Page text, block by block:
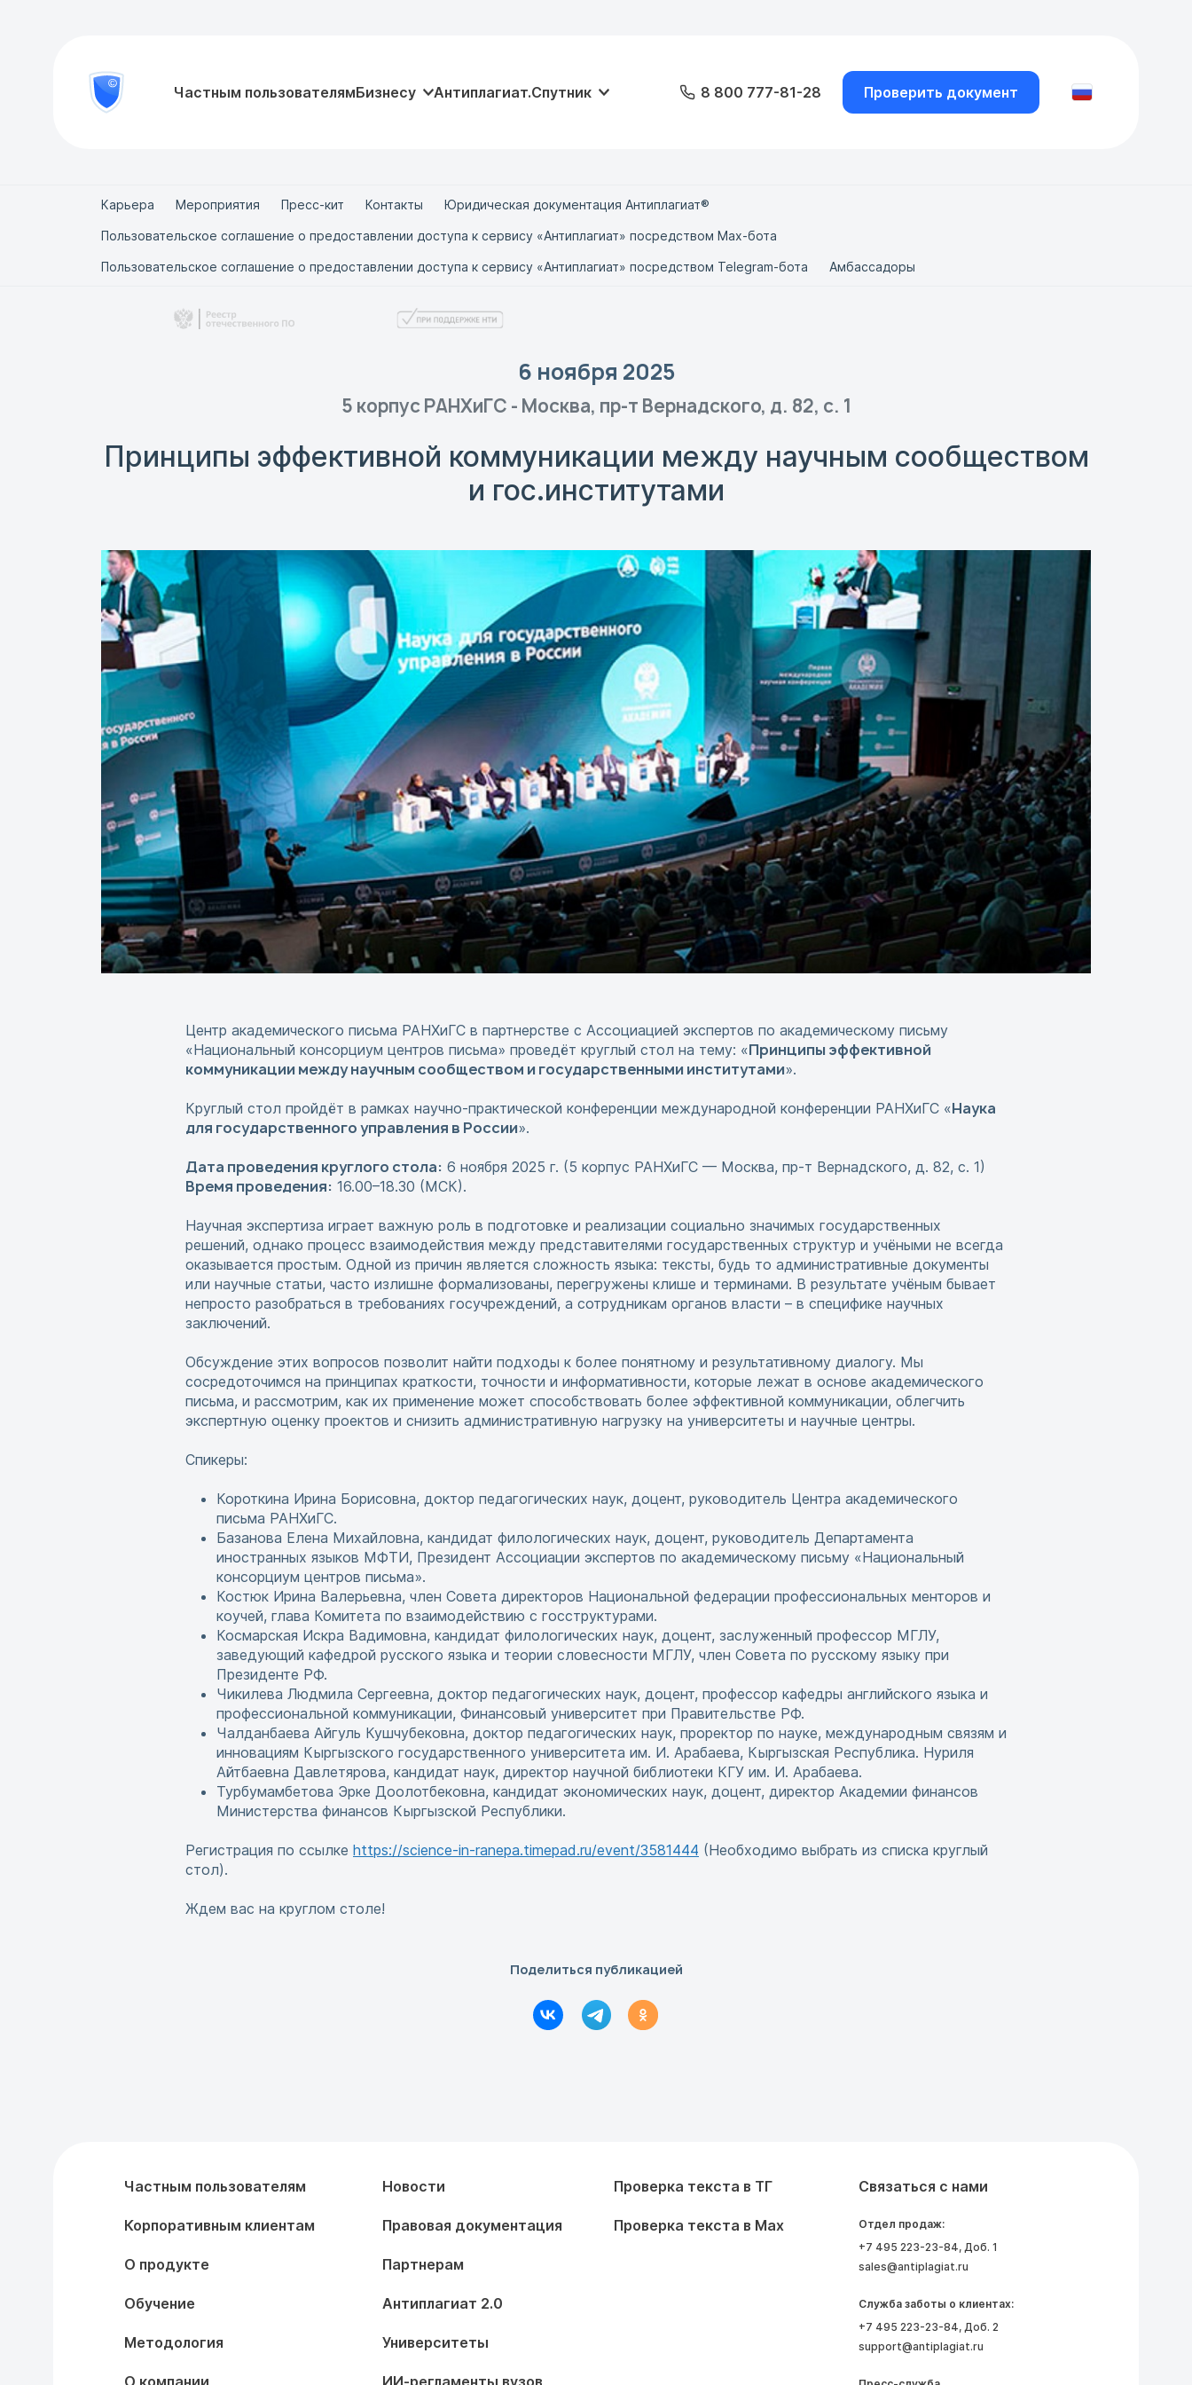
Проверить
Частным пользователямБизнесу Антиплагиат.Спутник
8
8 800 777-81-28 Проверить документ
Карьера Мероприятия Пресс-кит Контакты Юридическая документация Антиплагиат®
Пользовательское соглашение о предоставлении доступа к сервису «Антиплагиат» посредством Max-бота
Пользовательское соглашение о предоставлении доступа к сервису «Антиплагиат» посредством Telegram-бота Амбассадоры
6 ноября 2025
5 корпус РАНХиГС - Москва, пр-т Вернадского, д. 82, с. 1
Принципы эффективной коммуникации между научным сообществом
и гос.институтами
Центр академического письма РАНХиГС в партнерстве с Ассоциацией экспертов по академическому письму
«Национальный консорциум центров письма» проведёт круглый стол на тему: «Принципы эффективной
коммуникации между научным сообществом и государственными институтами».
Круглый стол пройдёт в рамках научно-практической конференции международной конференции РАНХиГС «Наука
для государственного управления в России».
Дата проведения круглого стола: 6 ноября 2025 г. (5 корпус РАНХиГС — Москва, пр-т Вернадского, д. 82, с. 1)
Время проведения: 16.00–18.30 (МСК).
Научная экспертиза играет важную роль в подготовке и реализации социально значимых государственных
решений, однако процесс взаимодействия между представителями государственных структур и учёными не всегда
оказывается простым. Одной из причин является сложность языка: тексты, будь то административные документы
или научные статьи, часто излишне формализованы, перегружены клише и терминами. В результате учёным бывает
непросто разобраться в требованиях госучреждений, а сотрудникам органов власти – в специфике научных
заключений.
Обсуждение этих вопросов позволит найти подходы к более понятному и результативному диалогу. Мы
сосредоточимся на принципах краткости, точности и информативности, которые лежат в основе академического
письма, и рассмотрим, как их применение может способствовать более эффективной коммуникации, облегчить
экспертную оценку проектов и снизить административную нагрузку на университеты и научные центры.
Спикеры:
Короткина Ирина Борисовна, доктор педагогических наук, доцент, руководитель Центра академического
письма РАНХиГС.
Базанова Елена Михайловна, кандидат филологических наук, доцент, руководитель Департамента
иностранных языков МФТИ, Президент Ассоциации экспертов по академическому письму «Национальный
консорциум центров письма».
Костюк Ирина Валерьевна, член Совета директоров Национальной федерации профессиональных менторов и
коучей, глава Комитета по взаимодействию с госструктурами.
Космарская Искра Вадимовна, кандидат филологических наук, доцент, заслуженный профессор МГЛУ,
заведующий кафедрой русского языка и теории словесности МГЛУ, член Совета по русскому языку при
Президенте РФ.
Чикилева Людмила Сергеевна, доктор педагогических наук, доцент, профессор кафедры английского языка и
профессиональной коммуникации, Финансовый университет при Правительстве РФ.
Чалданбаева Айгуль Кушчубековна, доктор педагогических наук, проректор по науке, международным связям и
инновациям Кыргызского государственного университета им. И. Арабаева, Кыргызская Республика. Нуриля
Айтбаевна Давлетярова, кандидат наук, директор научной библиотеки КГУ им. И. Арабаева.
Турбумамбетова Эрке Доолотбековна, кандидат экономических наук, доцент, директор Академии финансов
Министерства финансов Кыргызской Республики.
Регистрация по ссылке https://science-in-ranepa.timepad.ru/event/3581444 (Необходимо выбрать из списка круглый
стол).
Ждем вас на круглом столе!
Поделиться публикацией
Частным пользователям
Корпоративным клиентам
О продукте
Обучение
Методология
Новости
Правовая документация
Партнерам
Антиплагиат 2.0
Университеты
Проверка текста в ТГ
Проверка текста в Max
Связаться с нами
Отдел продаж:
+7 495 223-23-84, Доб. 1
sales@antiplagiat.ru
Служба заботы о клиентах:
+7 495 223-23-84, Доб. 2
support@antiplagiat.ru